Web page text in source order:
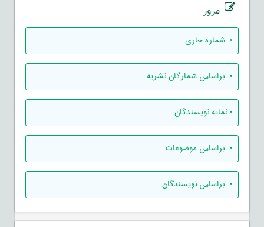
مرور
• شماره جاری
• براساس شمارگان نشریه
•نمایه نویسندگان
• براساس موضوعات
• براساس نویسندگان